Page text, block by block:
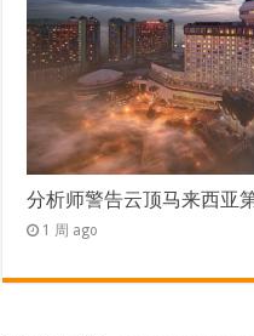
分析师警告云顶马来西亚
1 周 ago